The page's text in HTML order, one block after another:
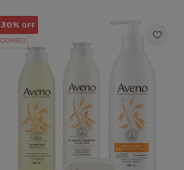
30% OFF
COMBO